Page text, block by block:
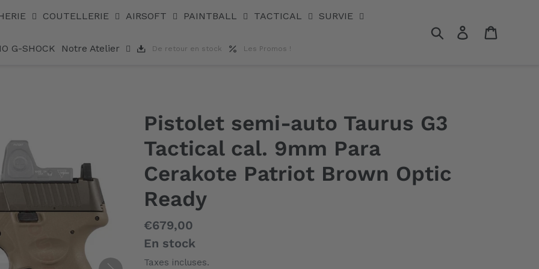
COUTELLERIE AIRSOFT PAINTBALL TACTICAL SURVIE
G-SHOCK Notre Atelier De retour en stock Les Promos !
RechercherSe connecter
Pistolet semi-auto Taurus G3
Tactical cal. 9mm Para
Cerakote Patriot Brown Optic
Ready
Prix
normal
€679,00
En stock
Taxes incluses.